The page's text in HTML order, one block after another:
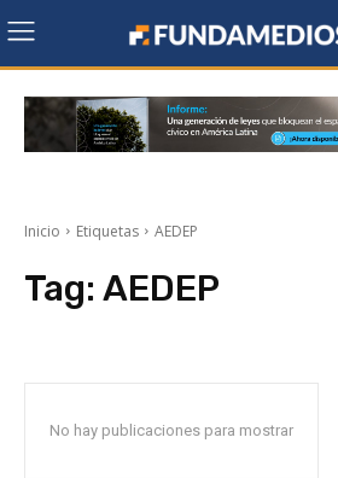
Inicio Etiquetas AEDEP
Tag: AEDEP
No hay publicaciones para mostrar